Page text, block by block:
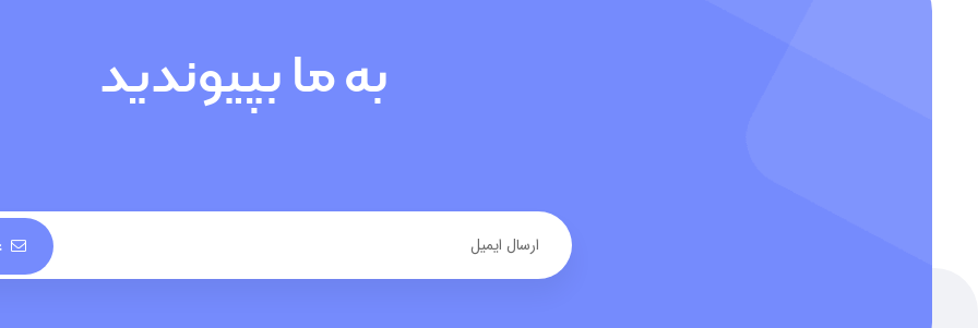
به ما بپیوندید